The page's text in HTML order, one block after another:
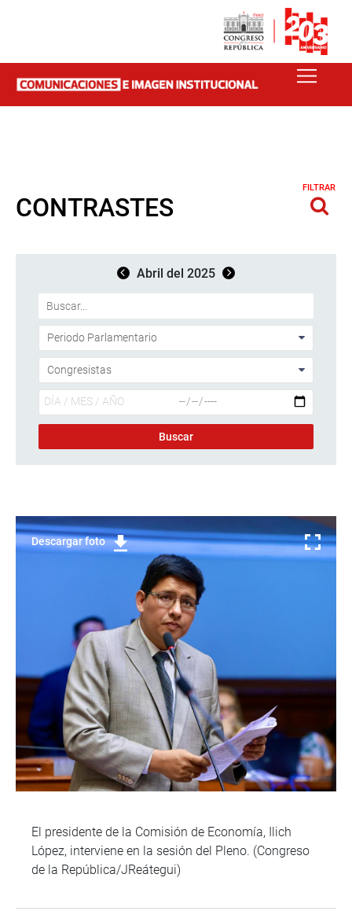
CONTRASTES
FILTRAR
Abril del 2025
Descargar foto
El presidente de la Comisión de Economía, Ilich
López, interviene en la sesión del Pleno. (Congreso
de la República/JReátegui)